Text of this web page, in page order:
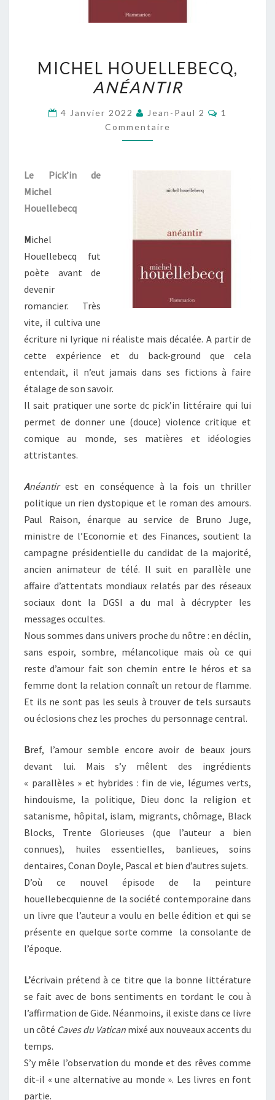
HOUELLEBECQ,
ANÉANTIR
MICHEL HOUELLEBECQ,
ANÉANTIR
4 Janvier 2022 Jean-Paul 2
1
Commentaire
Le Pick’in de
Michel
Houellebecq
Michel
Houellebecq fut
poète avant de
devenir
romancier. Très
vite, il cultiva une
écriture ni lyrique ni réaliste mais décalée. A partir de
cette expérience et du back-ground que cela
entendait, il n’eut jamais dans ses fictions à faire
étalage de son savoir.
Il sait pratiquer une sorte dc pick’in littéraire qui lui
permet de donner une (douce) violence critique et
comique au monde, ses matières et idéologies
attristantes.
Anéantirest en conséquence à la fois un thriller
politique un rien dystopique et le roman des amours.
Paul Raison, énarque au service de Bruno Juge,
ministre de l’Economie et des Finances, soutient la
campagne présidentielle du candidat de la majorité,
ancien animateur de télé. Il suit en parallèle une
affaire d’attentats mondiaux relatés par des réseaux
sociaux dont la DGSI a du mal à décrypter les
messages occultes.
Nous sommes dans univers proche du nôtre : en déclin,
sans espoir, sombre, mélancolique mais où ce qui
reste d’amour fait son chemin entre le héros et sa
femme dont la relation connaît un retour de flamme.
Et ils ne sont pas les seuls à trouver de tels sursauts
ou éclosions chez les proches du personnage central.
Bref, l’amour semble encore avoir de beaux jours
devant lui. Mais s’y mêlent des ingrédients
« parallèles » et hybrides : fin de vie, légumes verts,
hindouisme, la politique, Dieu donc la religion et
satanisme, hôpital, islam, migrants, chômage, Black
Blocks, Trente Glorieuses (que l’auteur a bien
connues), huiles essentielles, banlieues, soins
dentaires, Conan Doyle, Pascal et bien d’autres sujets.
D’où ce nouvel épisode de la peinture
houellebecquienne de la société contemporaine dans
un livre que l’auteur a voulu en belle édition et qui se
présente en quelque sorte comme la consolante de
l’époque.
L’écrivain prétend à ce titre que la bonne littérature
se fait avec de bons sentiments en tordant le cou à
l’affirmation de Gide. Néanmoins, il existe dans ce livre
un côté Caves du Vatican mixé aux nouveaux accents du
temps.
S’y mêle l’observation du monde et des rêves comme
dit-il « une alternative au monde ». Les livres en font
partie.